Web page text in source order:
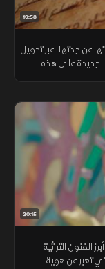
19:58
عن جدتها، عبر تحويل
على هذه
20:15
التراثية،
تعبر عن هوية